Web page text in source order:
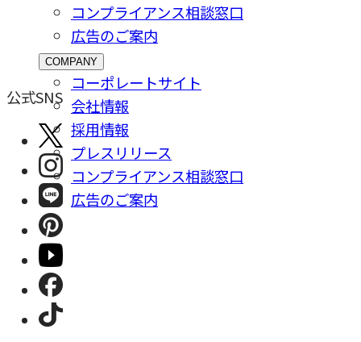
コンプライアンス相談窓⼝
広告のご案内
COMPANY
コーポレートサイト
会社情報
採⽤情報
プレスリリース
コンプライアンス相談窓⼝
広告のご案内
公式SNS